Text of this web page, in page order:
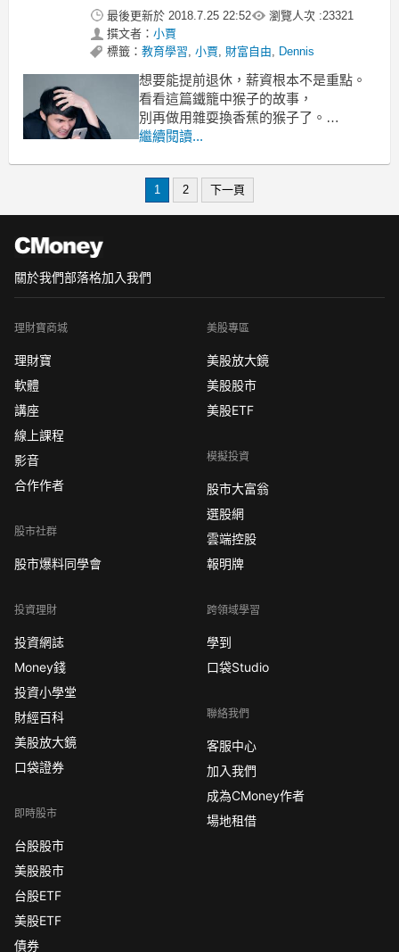
最後更新於 2018.7.25 22:52 瀏覽人次 :23321
撰文者： 小賈
標籤： 教育學習, 小賈, 財富自由, Dennis
想要能提前退休，薪資根本不是重點。
看看這篇鐵籠中猴子的故事，
別再做用雜耍換香蕉的猴子了。
我們時常在抱怨著薪水太低，超時工
還是根本是我們沒找到方法呢？
繼續閱讀...
1 2 下一頁
關於我們部落格加入我們
理財寶商城
理財寶
軟體
講座
線上課程
影音
合作作者
股市社群
股市爆料同學會
投資理財
投資網誌
Money錢
投資小學堂
財經百科
美股放大鏡
口袋證券
即時股市
台股股市
美股股市
台股ETF
美股ETF
債券
美股專區
美股放大鏡
美股股市
美股ETF
模擬投資
股市大富翁
選股網
雲端控股
報明牌
跨領域學習
學到
口袋Studio
聯絡我們
客服中心
加入我們
成為CMoney作者
場地租借